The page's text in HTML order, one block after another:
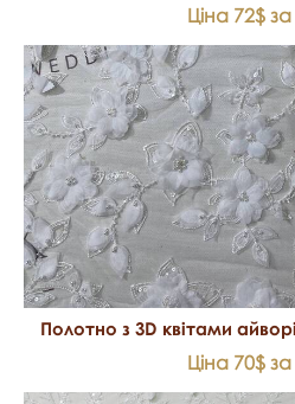
Ціна 72$
Полотно з 3D квітами
Ціна 70$